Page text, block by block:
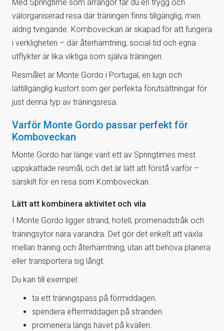
Med Springtime som arrangör får du en trygg och
välorganiserad resa där träningen finns tillgänglig, men
aldrig tvingande. Komboveckan är skapad för att fungera
i verkligheten – där återhämtning, social tid och egna
utflykter är lika viktiga som själva träningen.
Resmålet är Monte Gordo i Portugal, en lugn och
lättillgänglig kustort som ger perfekta förutsättningar för
just denna typ av träningsresa.
Varför Monte Gordo passar perfekt för
Komboveckan
Monte Gordo har länge varit ett av Springtimes mest
uppskattade resmål, och det är lätt att förstå varför –
särskilt för en resa som Komboveckan.
Lätt att kombinera aktivitet och vila
I Monte Gordo ligger strand, hotell, promenadstråk och
träningsytor nära varandra. Det gör det enkelt att växla
mellan träning och återhämtning, utan att behöva planera
eller transportera sig långt.
Du kan till exempel:
ta ett träningspass på förmiddagen.
spendera eftermiddagen på stranden.
promenera längs havet på kvällen.